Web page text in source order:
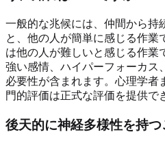
一般的な兆候には、仲間から持
と、他の人が簡単に感じる作業
は他の人が難しいと感じる作業
強い感情、ハイパーフォーカス
必要性が含まれます。心理学者
門的評価は正式な評価を提供で
後天的に神経多様性を持